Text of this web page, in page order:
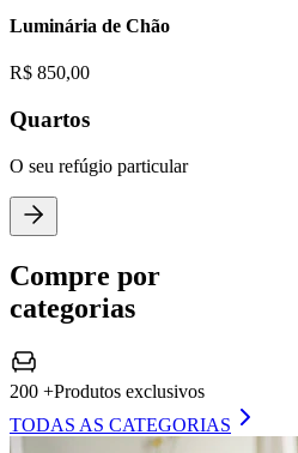
Luminária de Chão
R$ 850,00
Quartos
O seu refúgio particular
Compre por
categorias
200 +Produtos exclusivos
TODAS AS CATEGORIAS